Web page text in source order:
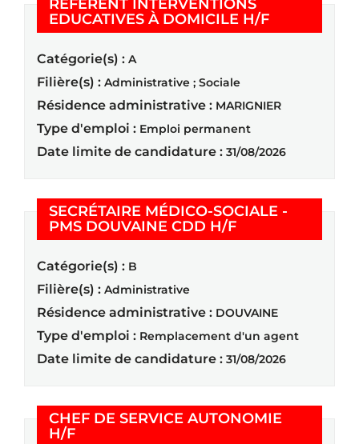
RÉFÉRENT INTERVENTIONS
EDUCATIVES À DOMICILE H/F(Nouvelle
Catégorie(s) : A
Filière(s) : Administrative ; Sociale
Résidence administrative : MARIGNIER
Type d'emploi : Emploi permanent
Date limite de candidature : 31/08/2026
SECRÉTAIRE MÉDICO-SOCIALE -
PMS DOUVAINE CDD H/F(Nouvelle
Catégorie(s) : B
Filière(s) : Administrative
Résidence administrative : DOUVAINE
Type d'emploi : Remplacement d'un agent
Date limite de candidature : 31/08/2026
CHEF DE SERVICE AUTONOMIE
H/F(Nouvelle fenêtre)